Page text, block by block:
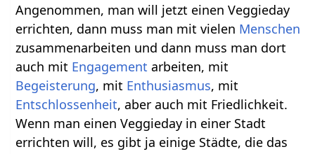
Angenommen, man will jetzt einen Veggieday
errichten, dann muss man mit vielen Menschen
zusammenarbeiten und dann muss man dort
auch mit Engagement arbeiten, mit
Begeisterung, mit Enthusiasmus, mit
Entschlossenheit, aber auch mit Friedlichkeit.
Wenn man einen Veggieday in einer Stadt
errichten will, es gibt ja einige Städte, die das